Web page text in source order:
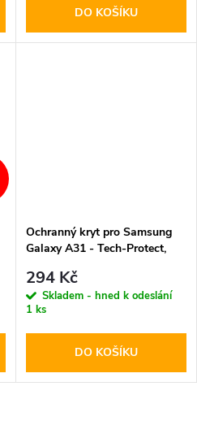
DO KOŠÍKU
Ochranný kryt pro Samsung
Galaxy A31 - Tech-Protect,
294 Kč
Skladem - hned k odeslání
1 ks
DO KOŠÍKU